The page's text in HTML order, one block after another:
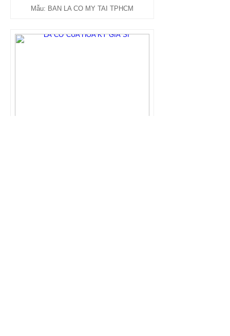
Mẫu: BAN LA CO MY TAI TPHCM